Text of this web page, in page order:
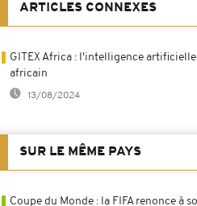
ARTICLES CONNEXES
GITEX Africa : l'intelligence
africain
13/08/2024
SUR LE MÊME PAYS
Coupe du Monde : la FIFA renonce à